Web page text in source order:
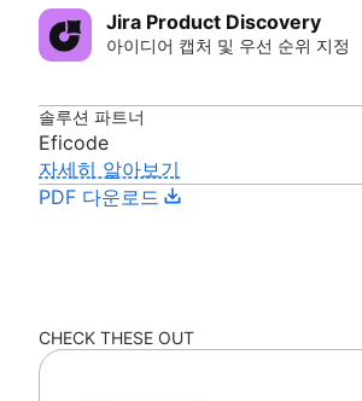
Jira Product Discovery
아이디어 캡처 및 우선 순위 지정
솔루션 파트너
Eficode
자세히 알아보기
PDF 다운로드
CHECK THESE OUT